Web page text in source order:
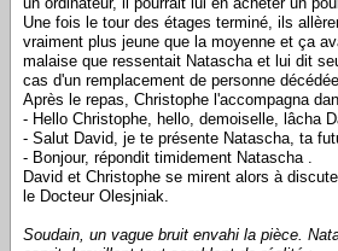
Une fois le tour des étages terminé, ils
vraiment plus jeune que la moyenne et ça
malaise que ressentait Natascha et lui dit
cas d'un remplacement de personne
Après le repas, Christophe l'accompagna
- Hello Christophe, hello, demoiselle, lâcha
- Salut David, je te présente Natascha, ta
- Bonjour, répondit timidement Natascha .
David et Christophe se mirent alors à
le Docteur Olesjniak.
Soudain, un vague bruit envahi la pièce.